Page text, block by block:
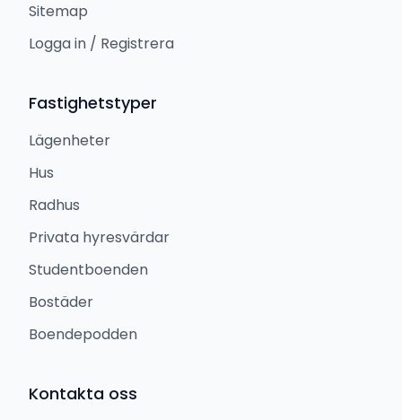
Sitemap
Logga in / Registrera
Fastighetstyper
Lägenheter
Hus
Radhus
Privata hyresvärdar
Studentboenden
Bostäder
Boendepodden
Kontakta oss